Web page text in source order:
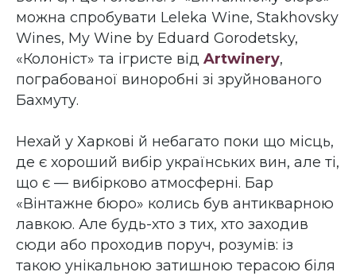
можна спробувати Leleka Wine, Stakhovsky
Wines, My Wine by Eduard Gorodetsky,
«Колоніст» та ігристе від Artwinery,
пограбованої виноробні зі зруйнованого
Бахмуту.
Нехай у Харкові й небагато поки що місць,
де є хороший вибір українських вин, але ті,
що є — вибірково атмосферні. Бар
«Вінтажне бюро» колись був антикварною
лавкою. Але будь-хто з тих, хто заходив
сюди або проходив поруч, розумів: із
такою унікальною затишною терасою біля